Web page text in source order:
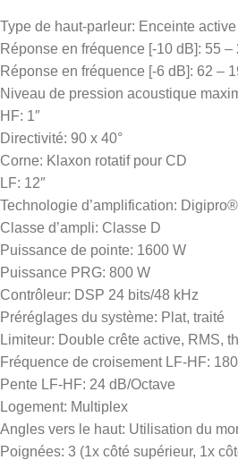
Type de haut-parleur: Enceinte
Réponse en fréquence [-10 dB]: 55 –
Réponse en fréquence [-6 dB]: 62 –
Niveau de pression acoustique
HF: 1″
Directivité: 90 x 40°
Corne: Klaxon rotatif pour CD
LF: 12″
Technologie d’amplification:
Classe d’ampli: Classe D
Puissance de pointe: 1600 W
Puissance PRG: 800 W
Contrôleur: DSP 24 bits/48 kHz
Préréglages du système: Plat, traité
Limiteur: Double crête active, RMS,
Fréquence de croisement LF-HF:
Pente LF-HF: 24 dB/Octave
Logement: Multiplex
Angles vers le haut: Utilisation du
Poignées: 3 (1x côté supérieur, 1x